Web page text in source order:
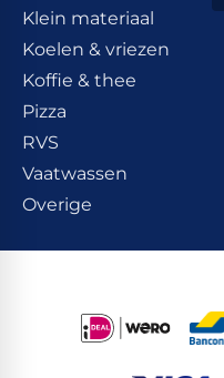
Klein materiaal
Koelen & vriezen
Koffie & thee
Pizza
RVS
Vaatwassen
Overige